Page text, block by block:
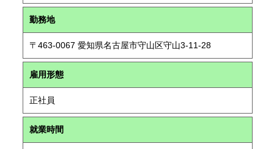
勤務地
〒463-0067 愛知県名古屋市守山区守山3-11-28
雇用形態
正社員
就業時間